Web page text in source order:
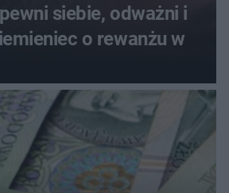
siebie, odważni i
o rewanżu w